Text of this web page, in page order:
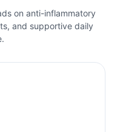
Wirbelsäule
on anti-inflammatory
and supportive daily